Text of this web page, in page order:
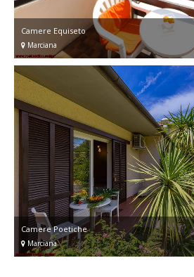
Camere Equiseto
Marciana
Camere Poetiche
Marciana